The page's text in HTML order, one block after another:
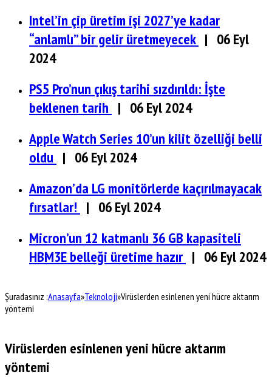
Intel’in çip üretim işi 2027’ye kadar
“anlamlı” bir gelir üretmeyecek | 06 Eyl
2024
PS5 Pro’nun çıkış tarihi sızdırıldı: İşte
beklenen tarih | 06 Eyl 2024
Apple Watch Series 10’un kilit özelliği belli
oldu | 06 Eyl 2024
Amazon’da LG monitörlerde kaçırılmayacak
fırsatlar! | 06 Eyl 2024
Micron’un 12 katmanlı 36 GB kapasiteli
HBM3E belleği üretime hazır | 06 Eyl 2024
Şuradasınız :Anasayfa»Teknoloji»Virüslerden esinlenen yeni hücre aktarım
yöntemi
Virüslerden esinlenen yeni hücre aktarım
yöntemi